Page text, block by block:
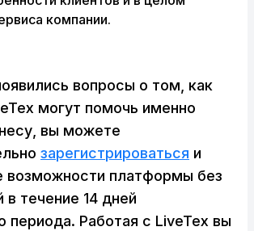
компании.
вопросы о том, как
могут помочь именно
вы можете
зарегистрироваться и
возможности платформы без
в течение 14 дней
периода. Работая с LiveTex вы